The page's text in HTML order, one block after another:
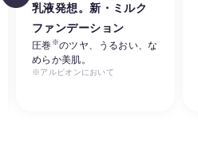
乳液発想。新・ミルク
ファンデーション
圧巻 ※のツヤ、うるおい、な
めらか美肌。
※アルビオンにおいて